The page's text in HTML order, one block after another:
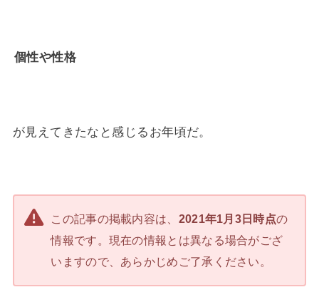
個性や性格
が見えてきたなと感じるお年頃だ。
この記事の掲載内容は、 2021年1月3日時点の
情報です。現在の情報とは異なる場合がござ
いますので、あらかじめご了承ください。